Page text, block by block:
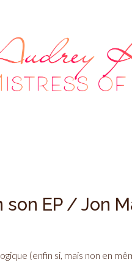
EP / Jon
(enfin si, mais non en